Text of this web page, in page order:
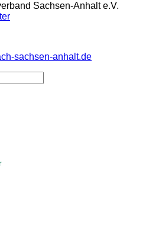
Sachsen-Anhalt e.V.
sachsen-anhalt.de